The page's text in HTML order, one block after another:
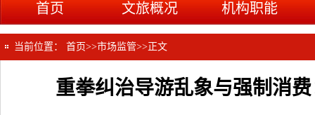
首页 文旅概况 机构职能
当前位置： 首页>>市场监管>> 正文
重拳纠治导游乱象与强制消